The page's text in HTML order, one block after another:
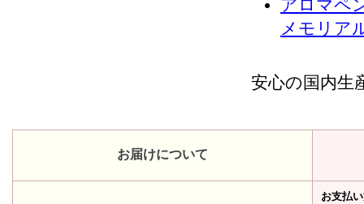
アロマペ
メモリア
安心の国内生
お届けについて
お支払